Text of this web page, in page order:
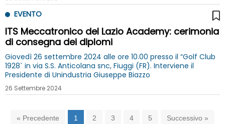
EVENTO
ITS Meccatronico del Lazio Academy: cerimonia
di consegna dei diplomi
Giovedì 26 settembre 2024 alle ore 10.00 presso il “Golf Club
1928` in via S.S. Anticolana snc, Fiuggi (FR). Interviene il
Presidente di Unindustria Giuseppe Biazzo
26 Settembre 2024
« Precedente 1 2 3 4 5 Successivo »